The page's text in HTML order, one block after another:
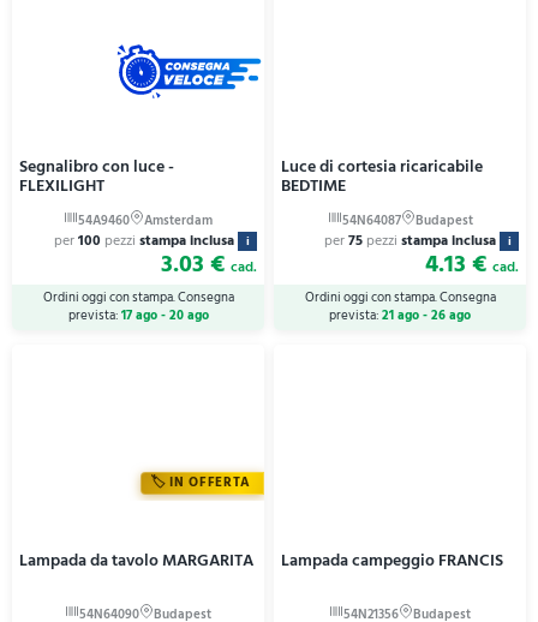
Segnalibro con luce -
FLEXILIGHT
per100 pezzi stampa inclusa i
3.03 € cad.
Ordini oggi con stampa. Consegna
prevista:17 ago - 20 ago
Luce di cortesia ricaricabile
BEDTIME
per75 pezzi stampa inclusa i
4.13 € cad.
Ordini oggi con stampa. Consegna
prevista:21 ago - 26 ago
IN OFFERTA
Lampada da tavolo MARGARITA Lampada campeggio FRANCIS